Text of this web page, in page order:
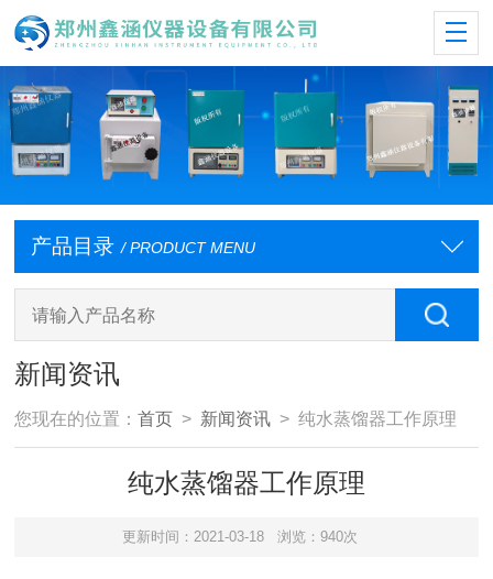
产品目录 / PRODUCT MENU
新闻资讯
您现在的位置：首页 > 新闻资讯 > 纯水蒸馏器工作原理
纯水蒸馏器工作原理
更新时间：2021-03-18 浏览：940次